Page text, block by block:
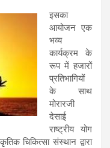
इसका
आयोजन एक
भव्य
कार्यक्रम के
रूप में हजारों
प्रतिभागियों
के साथ
मोरारजी
देसाई
राष्ट्रीय योग
चिकित्सा संस्थान द्वारा